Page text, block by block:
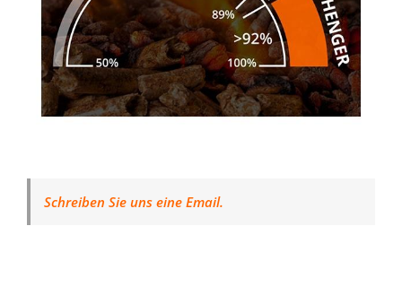
Schreiben Sie uns eine Email.